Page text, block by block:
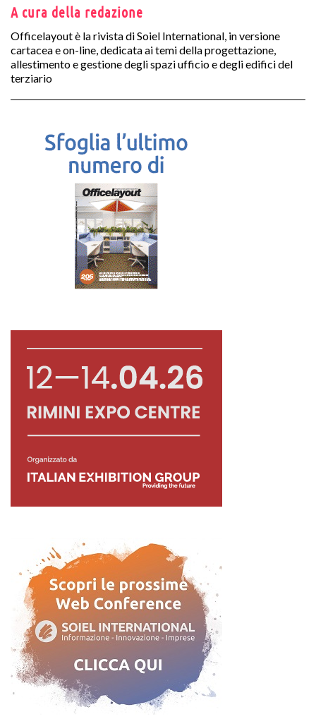
A cura della redazione
Officelayout è la rivista di Soiel International, in versione
cartacea e on-line, dedicata ai temi della progettazione,
allestimento e gestione degli spazi ufficio e degli edifici del
terziario